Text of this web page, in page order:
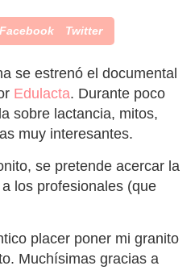
Facebook Twitter
se estrenó el documental
Edulacta. Durante poco
sobre lactancia, mitos,
muy interesantes.
se pretende acercar la
los profesionales (que
placer poner mi granito
Muchísimas gracias a